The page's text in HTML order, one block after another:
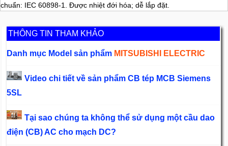
chuẩn: IEC 60898-1. Được nhiệt đới hóa; dễ lắp đặt.
THÔNG TIN THAM KHẢO
Danh mục Model sản phẩm MITSUBISHI ELECTRIC
Video chi tiết về sản phẩm CB tép MCB Siemens
5SL
Tại sao chúng ta không thể sử dụng một cầu dao
điện (CB) AC cho mạch DC?